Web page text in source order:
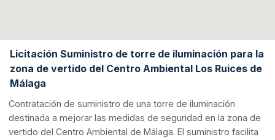
Licitación Suministro de torre de iluminación para la
zona de vertido del Centro Ambiental Los Ruices de
Málaga
Contratación de suministro de una torre de iluminación
destinada a mejorar las medidas de seguridad en la zona de
vertido del Centro Ambiental de Málaga. El suministro facilita